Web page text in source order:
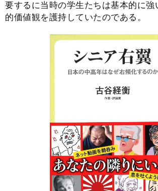
要するに当時の学生たちは基本的に強
的価値観を護持していたのである。